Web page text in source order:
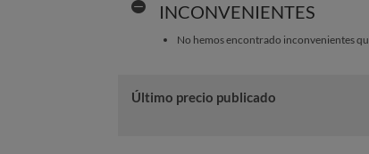
INCONVENIENTES
No hemos encontrado inconvenientes
Último precio publicado